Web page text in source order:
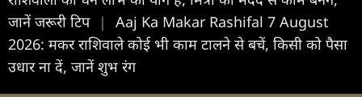
जानें जरूरी टिप |
Aaj Ka Makar Rashifal 7 August
2026: मकर राशिवाले कोई भी काम टालने से बचें, किसी को पैसा
उधार ना दें, जानें शुभ रंग